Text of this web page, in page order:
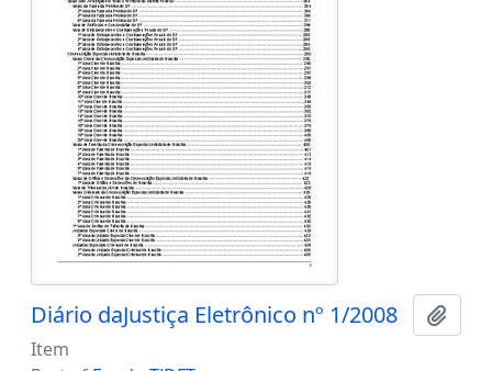
Diário daJustiça Eletrônico nº 1/2008
Item